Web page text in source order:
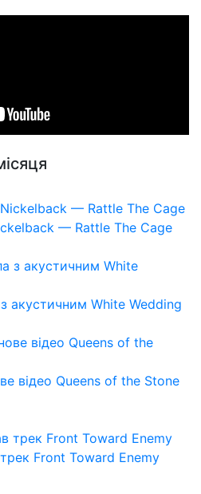
— Rattle The Cage
акустичним White Wedding
відео Queens of the Stone
Front Toward Enemy